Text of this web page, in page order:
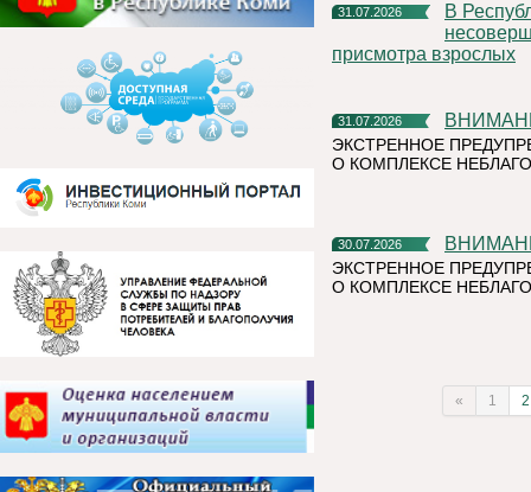
31.07.2026
В Республике Коми участились случаи нахождения и купания
присмотра взрослых
31.07.2026
ЭКСТРЕННОЕ
О КОМПЛЕКСЕ
30.07.2026
ЭКСТРЕННОЕ
О КОМПЛЕКСЕ
« 1 2